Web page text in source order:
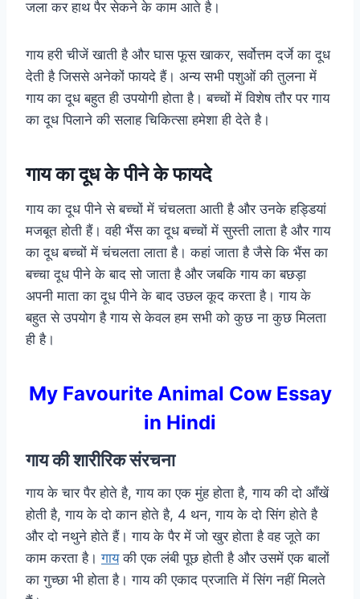
जला कर हाथ पैर सेकने के काम आते है।
गाय हरी चीजें खाती है और घास फूस खाकर, सर्वोत्तम दर्जे का दूध
देती है जिससे अनेकों फायदे हैं। अन्य सभी पशुओं की तुलना में
गाय का दूध बहुत ही उपयोगी होता है। बच्चों में विशेष तौर पर गाय
का दूध पिलाने की सलाह चिकित्सा हमेशा ही देते है।
गाय का दूध के पीने के फायदे
गाय का दूध पीने से बच्चों में चंचलता आती है और उनके हड्डियां
मजबूत होती हैं। वही भैंस का दूध बच्चों में सुस्ती लाता है और गाय
का दूध बच्चों में चंचलता लाता है। कहां जाता है जैसे कि भैंस का
बच्चा दूध पीने के बाद सो जाता है और जबकि गाय का बछड़ा
अपनी माता का दूध पीने के बाद उछल कूद करता है। गाय के
बहुत से उपयोग है गाय से केवल हम सभी को कुछ ना कुछ मिलता
ही है।
My Favourite Animal Cow Essay
in Hindi
गाय की शारीरिक संरचना
गाय के चार पैर होते है, गाय का एक मुंह होता है, गाय की दो आँखें
होती है, गाय के दो कान होते है, 4 थन, गाय के दो सिंग होते है
और दो नथुने होते हैं। गाय के पैर में जो खुर होता है वह जूते का
काम करता है।गायकी एक लंबी पूछ होती है और उसमें एक बालों
का गुच्छा भी होता है। गाय की एकाद प्रजाति में सिंग नहीं मिलते